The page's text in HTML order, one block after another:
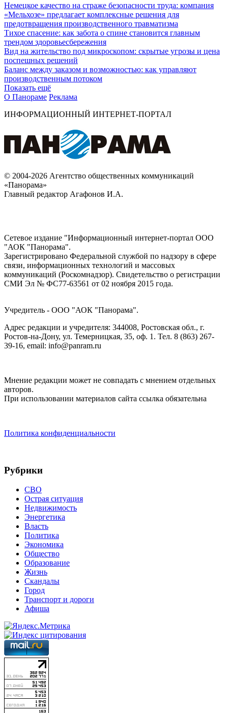
Немецкое качество на страже безопасности труда: компания
«Мельхозе» предлагает комплексные решения для
предотвращения производственного травматизма
Тихое спасение: как забота о спине становится главным
трендом здоровьесбережения
Вид на жительство под микроскопом: скрытые угрозы и цена
поспешных решений
Баланс между заказом и возможностью: как управляют
производственным потоком
Показать ещё
О Панораме Реклама
ИНФОРМАЦИОННЫЙ ИНТЕРНЕТ-ПОРТАЛ
© 2004-2026 Агентство общественных коммуникаций
«Панорама»
Главный редактор Агафонов И.А.
Сетевое издание "Информационный интернет-портал ООО
"АОК "Панорама".
Зарегистрировано Федеральной службой по надзору в сфере
связи, информационных технологий и массовых
коммуникаций (Роскомнадзор). Cвидетельство о регистрации
СМИ Эл № ФС77-63561 от 02 ноября 2015 года.
Учредитель - ООО "АОК "Панорама".
Адрес редакции и учредителя: 344008, Ростовская обл., г.
Ростов-на-Дону, ул. Темерницкая, 35, оф. 1. Тел. 8 (863) 267-
39-16, email: info@panram.ru
Мнение редакции может не совпадать с мнением отдельных
авторов.
При использовании материалов сайта ссылка обязательна
Политика конфиденциальности
Рубрики
СВО
Острая ситуация
Недвижимость
Энергетика
Власть
Политика
Экономика
Общество
Образование
Жизнь
Скандалы
Город
Транспорт и дороги
Афиша